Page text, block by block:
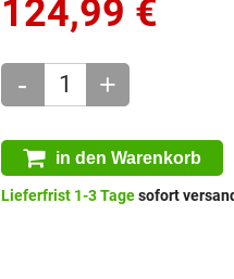
124,99 €
- +
in den Warenkorb
Lieferfrist 1-3 Tagesofort